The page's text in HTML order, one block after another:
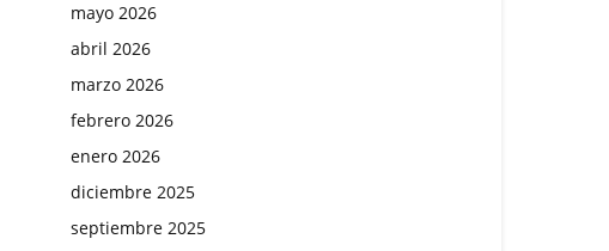
mayo 2026
abril 2026
marzo 2026
febrero 2026
enero 2026
diciembre 2025
septiembre 2025